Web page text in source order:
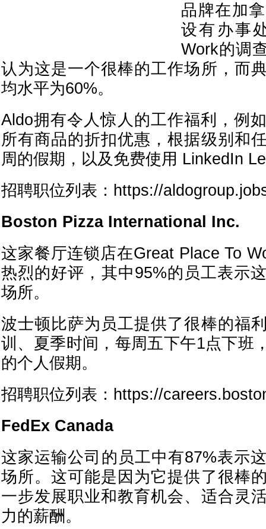
品牌在加
设有办事
Work的调
认为这是一个很棒的工作场所，而
均水平为60%。
Aldo拥有令人惊人的工作福利，例
所有商品的折扣优惠，根据级别和
周的假期，以及免费使用 LinkedIn
招聘职位列表：https://
Boston Pizza International Inc.
这家餐厅连锁店在Great Place To
热烈的好评，其中95%的员工表示
场所。
波士顿比萨为员工提供了很棒的福
训、夏季时间，每周五下午1点下班
的个人假期。
招聘职位列表：https://
FedEx Canada
这家运输公司的员工中有87%表示
场所。这可能是因为它提供了很棒
一步发展职业和教育机会、适合灵
力的薪酬。